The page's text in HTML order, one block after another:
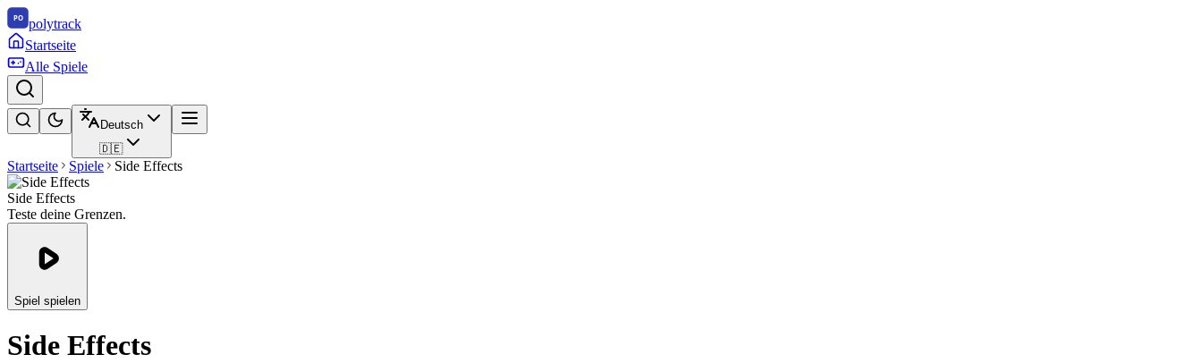
polytrack
Startseite
Alle Spiele
Deutsch
🇩🇪
Startseite Spiele Side Effects
Side Effects
Teste deine Grenzen.
Spiel spielen
Side Effects